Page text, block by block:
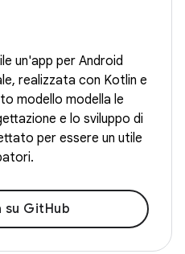
un'app per Android
realizzata con Kotlin e
modello modella le
e lo sviluppo di
per essere un utile
su GitHub